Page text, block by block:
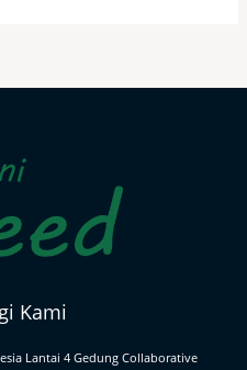
Kami
Lantai 4 Gedung Collaborative